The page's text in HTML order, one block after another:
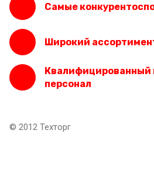
Самые
Широкий
Квалифицированный
персонал
© 2012 Техторг